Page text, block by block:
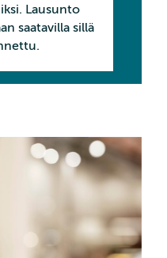
Lausunto
saatavilla sillä